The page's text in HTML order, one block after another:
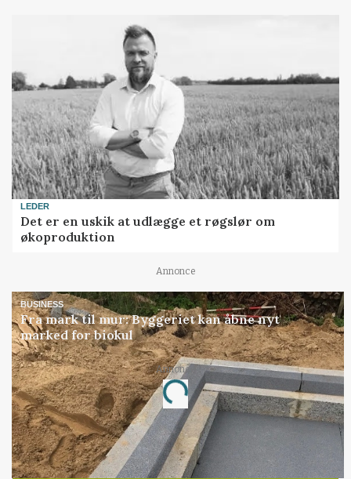
LEDER
Det er en uskik at udlægge et røgslør om
økoproduktion
Annonce
BUSINESS
Fra mark til mur: Byggeriet kan åbne nyt
marked for biokul
Annonce
Loading...
Jobs